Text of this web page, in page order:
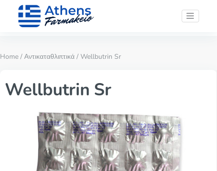
Home / Αντικαταθλιπτικά / Wellbutrin Sr
Wellbutrin Sr